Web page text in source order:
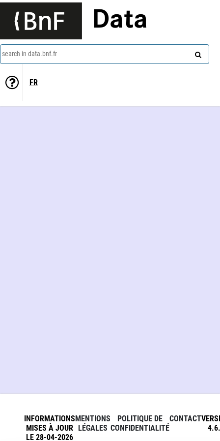
Data
search in data.bnf.fr
FR
INFORMATIONS
MISES À JOUR
LE 28-04-2026
MENTIONS
LÉGALES
POLITIQUE DE
CONFIDENTIALITÉ
CONTACT